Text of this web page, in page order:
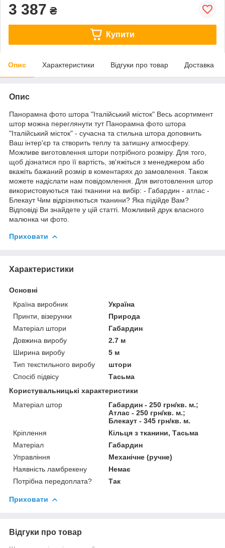
3 387 ₴
Купити
Опис Характеристики Відгуки про товар Доставка
Опис
Панорамна фото штора "Італійський місток" Весь асортимент
штор можна переглянути тут Панорамна фото штора
"Італійський місток" - сучасна та стильна штора доповнить
Ваш інтер'єр та створить теплу та затишну атмосферу.
Можливе виготовлення штори потрібного розміру. Для того,
щоб дізнатися про її вартість, зв'яжіться з менеджером або
вкажіть бажаний розмір в коментарях до замовлення. Також
можете надіслати нам повідомлення. Для виготовлення штор
використовуються такі тканини на вибір: - Габардин - атлас -
Блекаут Чим відрізняються тканини? Яка підійде Вам?
Відповіді Ви знайдете у цій статті. Можливий друк власного
малюнка чи фото.
Приховати
Характеристики
Основні
Країна виробник
Україна
Принти, візерунки
Природа
Матеріал штори
Габардин
Довжина виробу
2.7 м
Ширина виробу
5 м
Тип текстильного виробу
штори
Спосіб підвісу
Тасьма
Користувальницькі характеристики
Матеріал штор
Габардин - 250 грн/кв. м.;
Атлас - 250 грн/кв. м.;
Блекаут - 345 грн/кв. м.
Кріплення
Кільця з тканини, Тасьма
Матеріал
Габардин
Управління
Механічне (ручне)
Наявність ламбрекену
Немає
Потрібна передоплата?
Так
Приховати
Відгуки про товар